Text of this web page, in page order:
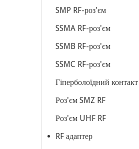
SMP RF-роз'єм
SSMA RF-роз'єм
SSMB RF-роз'єм
SSMC RF-роз'єм
Гіперболоїдний контакт
Роз'єм SMZ RF
Роз'єм UHF RF
RF адаптер